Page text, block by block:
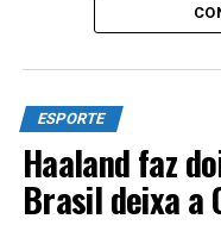
ESPORTE
Haaland faz
Brasil deixa a